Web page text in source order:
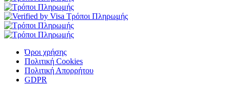
Όροι χρήσης
Πολιτική Cookies
Πολιτική Απορρήτου
GDPR